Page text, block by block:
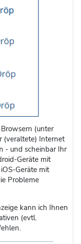
(unter
(veraltete) Internet
- und scheinbar Ihr
Geräte mit
Geräte mit
Probleme
kann ich Ihnen
(evtl.